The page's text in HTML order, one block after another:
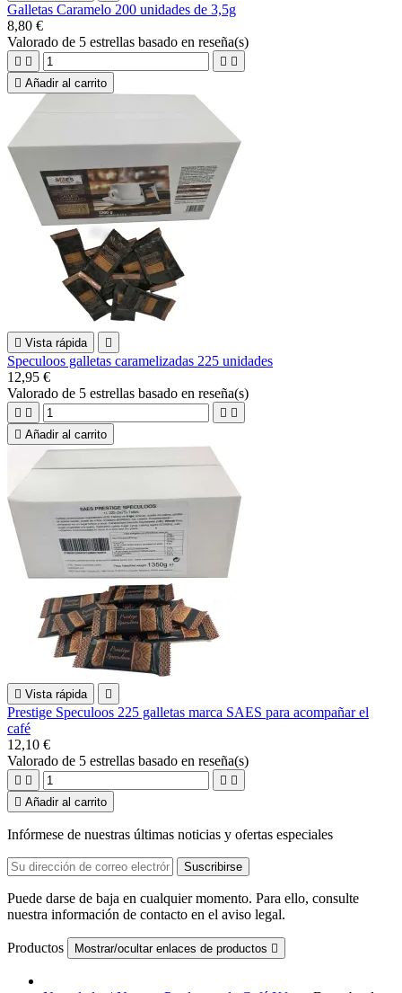
Galletas Caramelo 200 unidades de 3,5g
8,80 €
Valorado de 5 estrellas basado en reseña(s)
   
 Añadir al carrito
 Vista rápida 
Speculoos galletas caramelizadas 225 unidades
12,95 €
Valorado de 5 estrellas basado en reseña(s)
   
 Añadir al carrito
 Vista rápida 
Prestige Speculoos 225 galletas marca SAES para acompañar el
café
12,10 €
Valorado de 5 estrellas basado en reseña(s)
   
 Añadir al carrito
Infórmese de nuestras últimas noticias y ofertas especiales
Puede darse de baja en cualquier momento. Para ello, consulte
nuestra información de contacto en el aviso legal.
Productos Mostrar/ocultar enlaces de productos 